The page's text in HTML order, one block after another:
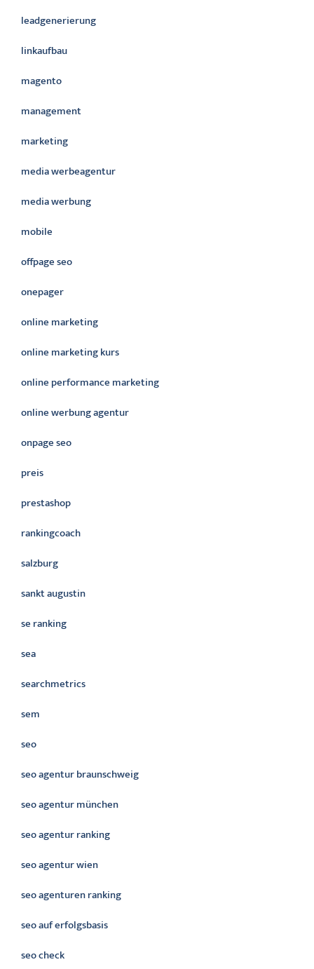
leadgenerierung
linkaufbau
magento
management
marketing
media werbeagentur
media werbung
mobile
offpage seo
onepager
online marketing
online marketing kurs
online performance marketing
online werbung agentur
onpage seo
preis
prestashop
rankingcoach
salzburg
sankt augustin
se ranking
sea
searchmetrics
sem
seo
seo agentur braunschweig
seo agentur münchen
seo agentur ranking
seo agentur wien
seo agenturen ranking
seo auf erfolgsbasis
seo check